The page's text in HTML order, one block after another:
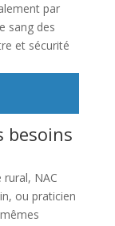
par
sang des
et sécurité
besoins
NAC
ou praticien